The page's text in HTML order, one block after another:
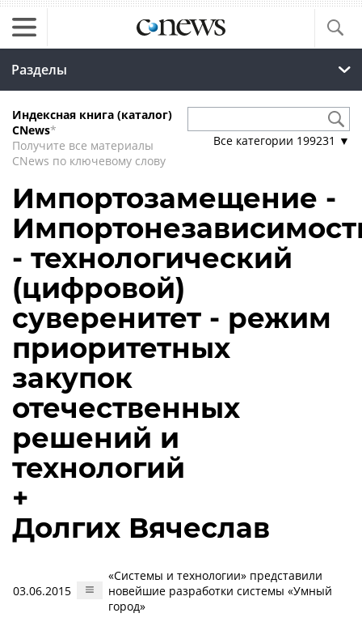
Разделы
Индексная книга (каталог)
CNews*
Получите все материалы
CNews по ключевому слову
Все категории 199231 ▼
Импортозамещение -
- технологический
(цифровой)
суверенитет - режим
приоритетных
закупок
отечественных
решений и
технологий
+
Долгих Вячеслав
03.06.2015
«Системы и технологии» представили
новейшие разработки системы «Умный
город»